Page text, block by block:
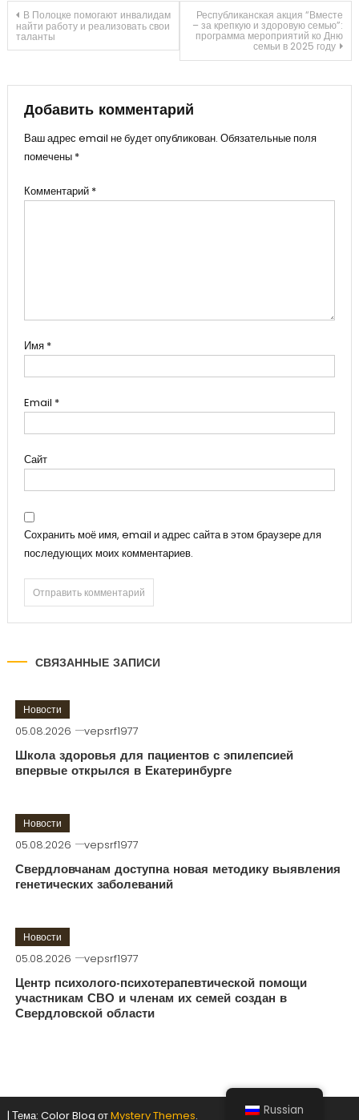
Навигация
по
записям
В Полоцке помогают инвалидам
найти работу и реализовать свои
таланты
Республиканская акция “Вместе
– за крепкую и здоровую семью”:
программа мероприятий ко Дню
семьи в 2025 году
Добавить комментарий
Ваш адрес email не будет опубликован. Обязательные поля
помечены *
Комментарий *
Имя *
Email *
Сайт
Сохранить моё имя, email и адрес сайта в этом браузере для
последующих моих комментариев.
СВЯЗАННЫЕ ЗАПИСИ
Новости
05.08.2026 vepsrf1977
Школа здоровья для пациентов с эпилепсией
впервые открылся в Екатеринбурге
Новости
05.08.2026 vepsrf1977
Свердловчанам доступна новая методику выявления
генетических заболеваний
Новости
05.08.2026 vepsrf1977
Центр психолого-психотерапевтической помощи
участникам СВО и членам их семей создан в
Свердловской области
| Тема: Color Blog отMystery Themes. Russian